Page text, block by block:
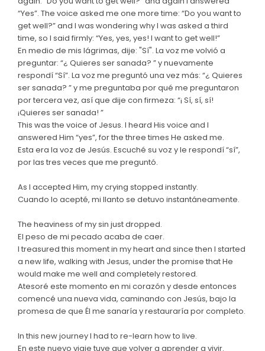
“Yes”. The voice asked me one more time: “Do you want to
get well?” and I was wondering why I was asked a third
time, so I said firmly: “Yes, yes, yes! I want to get well!”
En medio de mis lágrimas, dije: "Sí". La voz me volvió a
preguntar: “¿ Quieres ser sanada? ” y nuevamente
respondí “Sí”. La voz me preguntó una vez más: “¿ Quieres
ser sanada? ” y me preguntaba por qué me preguntaron
por tercera vez, así que dije con firmeza: “¡ Sí, sí, sí!
¡Quieres ser sanada! ”
This was the voice of Jesus. I heard His voice and I
answered Him “yes”, for the three times He asked me.
Esta era la voz de Jesús. Escuché su voz y le respondí “sí”,
por las tres veces que me preguntó.
As I accepted Him, my crying stopped instantly.
Cuando lo acepté, mi llanto se detuvo instantáneamente.
The heaviness of my sin just dropped.
El peso de mi pecado acaba de caer.
I treasured this moment in my heart and since then I started
a new life, walking with Jesus, under the promise that He
would make me well and completely restored.
Atesoré este momento en mi corazón y desde entonces
comencé una nueva vida, caminando con Jesús, bajo la
promesa de que Él me sanaría y restauraría por completo.
In this new journey I had to re-learn how to live.
En este nuevo viaje tuve que volver a aprender a vivir.